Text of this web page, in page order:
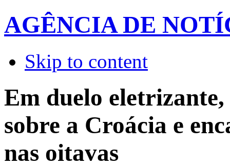
AGÊNCIA DE
Skip to content
Em duelo
sobre a Croácia e
nas oitavas